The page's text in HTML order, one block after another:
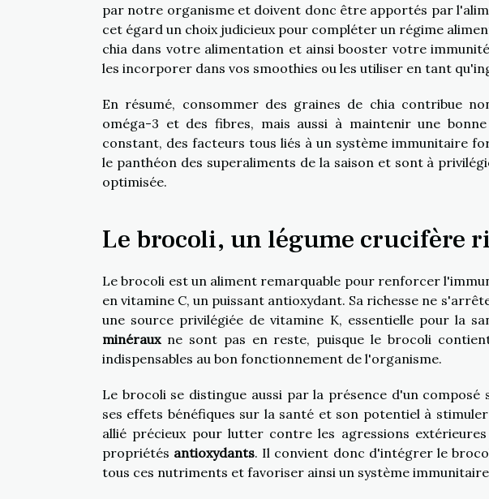
par notre organisme et doivent donc être apportés par
cet égard un choix judicieux pour compléter un régime
chia dans votre alimentation et ainsi booster votre
les incorporer dans vos smoothies ou les utiliser en tant
En résumé, consommer des graines de chia contribue
oméga-3 et des fibres, mais aussi à maintenir une
constant, des facteurs tous liés à un système immunitaire
le panthéon des superaliments de la saison et sont à
optimisée.
Le brocoli, un légume crucifère
Le brocoli est un aliment remarquable pour renforcer
en vitamine C, un puissant antioxydant. Sa richesse ne
une source privilégiée de vitamine K, essentielle pour la
minérauxne sont pas en reste, puisque le brocoli
indispensables au bon fonctionnement de l'organisme.
Le brocoli se distingue aussi par la présence d'un composé
ses effets bénéfiques sur la santé et son potentiel à
allié précieux pour lutter contre les agressions
propriétés antioxydants. Il convient donc d'intégrer le
tous ces nutriments et favoriser ainsi un système